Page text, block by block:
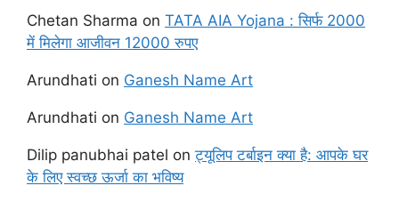
Chetan Sharma on TATA AIA Yojana : सिर्फ 2000
में मिलेगा आजीवन 12000 रुपए
Arundhati on Ganesh Name Art
Arundhati on Ganesh Name Art
Dilip panubhai patel onट्यूलिप टर्बाइन क्या है: आपके घर
के लिए स्वच्छ ऊर्जा का भविष्य